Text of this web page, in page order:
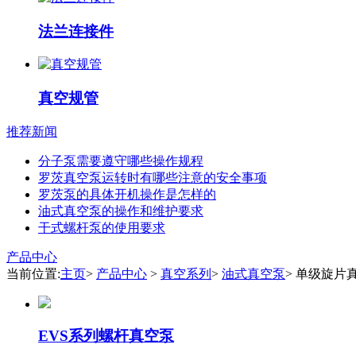
法兰连接件
真空规管
推荐新闻
分子泵需要遵守哪些操作规程
罗茨真空泵运转时有哪些注意的安全事项
罗茨泵的具体开机操作是怎样的
油式真空泵的操作和维护要求
干式螺杆泵的使用要求
产品中心
当前位置:主页> 产品中心 > 真空系列 > 油式真空泵> 单级旋片
EVS系列螺杆真空泵